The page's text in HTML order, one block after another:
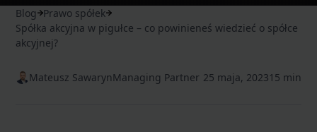
Blog
Prawo spółek
Spółka akcyjna w pigułce – co powinieneś wiedzieć o spółce
akcyjnej?
Mateusz SawarynManaging Partner 25 maja, 202315 min